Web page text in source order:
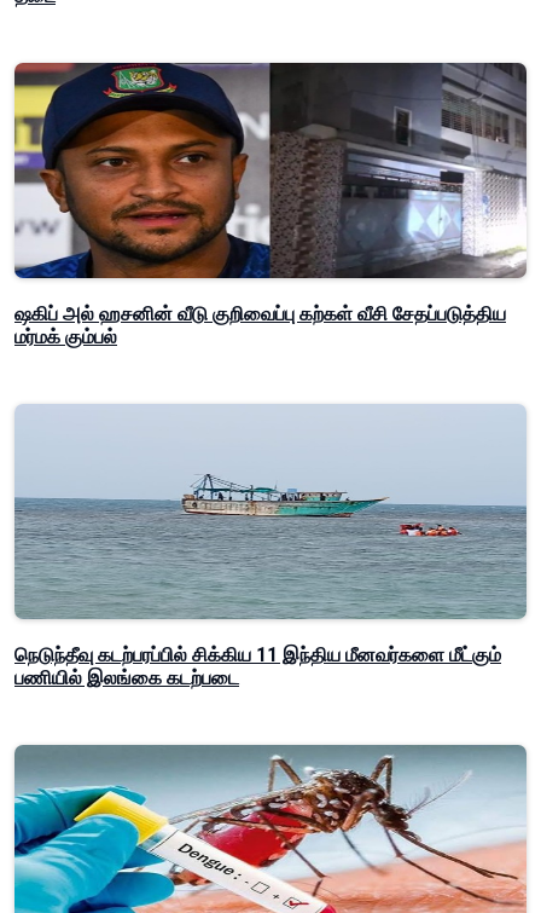
ஷகிப் அல் ஹசனின் வீடு குறிவைப்பு கற்கள் வீசி சேதப்படுத்திய
மர்மக் கும்பல்
நெடுந்தீவு கடற்பரப்பில் சிக்கிய 11 இந்திய மீனவர்களை மீட்கும்
பணியில் இலங்கை கடற்படை